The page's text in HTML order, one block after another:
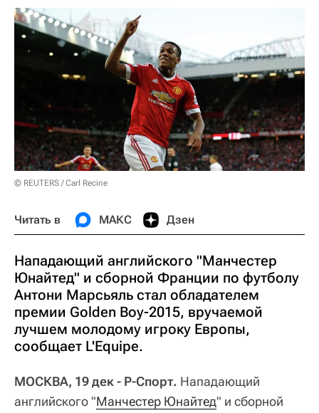
© REUTERS / Carl Recine
Читать в МАКС Дзен
Нападающий английского "Манчестер
Юнайтед" и сборной Франции по футболу
Антони Марсьяль стал обладателем
премии Golden Boy-2015, вручаемой
лучшем молодому игроку Европы,
сообщает L'Equipe.
МОСКВА, 19 дек - Р-Спорт. Нападающий
английского "Манчестер Юнайтед" и сборной